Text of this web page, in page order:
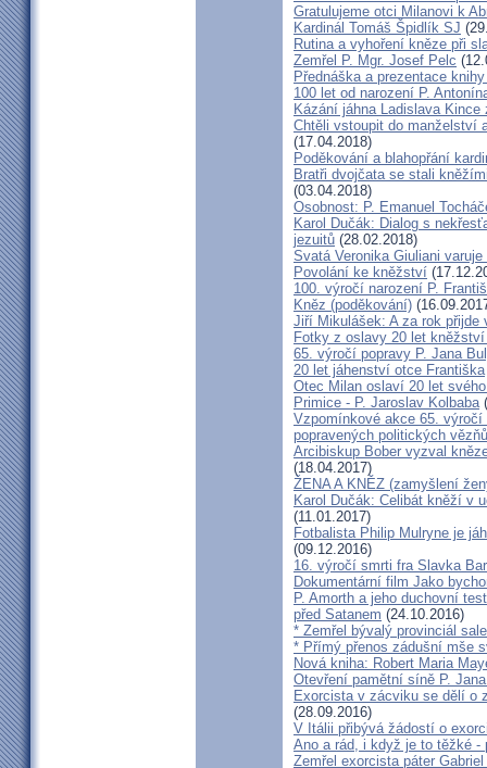
Gratulujeme otci Milanovi k
Kardinál Tomáš Špidlík SJ
Rutina a vyhoření kněze při
Zemřel P. Mgr. Josef Pelc
Přednáška a prezentace
100 let od narození P.
Kázání jáhna Ladislava
Chtěli vstoupit do manželství
(17.04.2018)
Poděkování a blahopřání
Bratři dvojčata se stali
(03.04.2018)
Osobnost: P. Emanuel
Karol Dučák: Dialog s
jezuitů (28.02.2018)
Svatá Veronika Giuliani
Povolání ke kněžství
100. výročí narození P.
Kněz (poděkování)
Jiří Mikulášek: A za rok
Fotky z oslavy 20 let
65. výročí popravy P. Jana
20 let jáhenství otce Františka
Otec Milan oslaví 20 let
Primice - P. Jaroslav Kolbaba
Vzpomínkové akce 65.
popravených politických vězňů
Arcibiskup Bober vyzval
(18.04.2017)
ŽENA A KNĚZ (zamyšlení
Karol Dučák: Celibát kněží v
(11.01.2017)
Fotbalista Philip Mulryne je
(09.12.2016)
16. výročí smrti fra Slavka
Dokumentární film Jako
P. Amorth a jeho duchovní
před Satanem (24.10.2016)
* Zemřel bývalý provinciál
* Přímý přenos zádušní mše
Nová kniha: Robert Maria
Otevření pamětní síně P.
Exorcista v zácviku se dělí o
(28.09.2016)
V Itálii přibývá žádostí o
Ano a rád, i když je to těžké -
Zemřel exorcista páter Gabriel